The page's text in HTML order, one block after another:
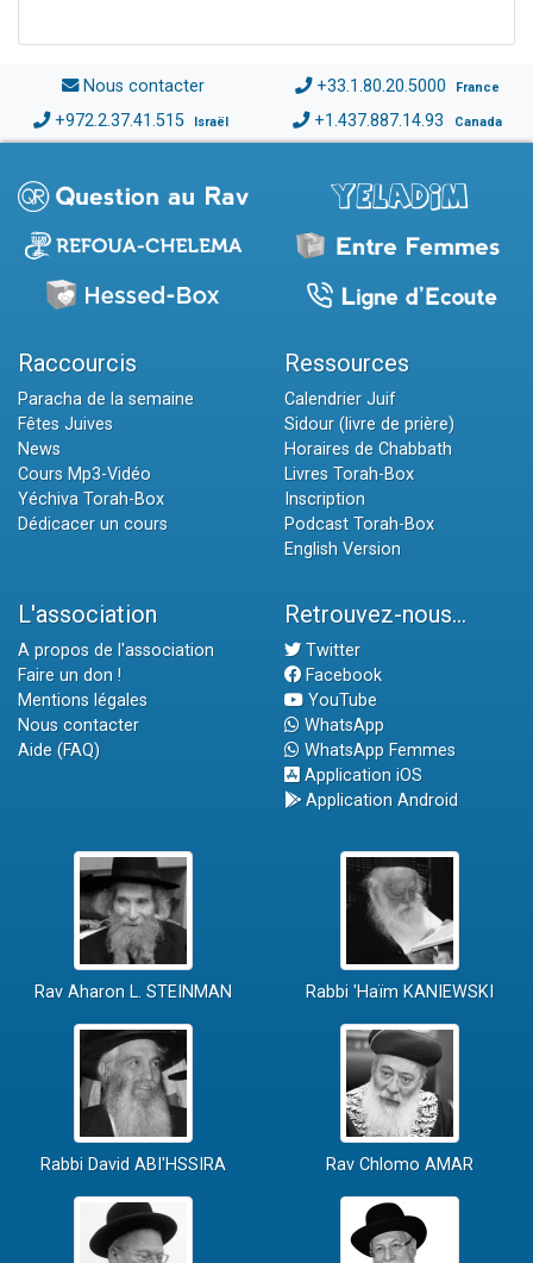
Nous contacter +33.1.80.20.5000 France
+972.2.37.41.515 Israël +1.437.887.14.93 Canada
Raccourcis
Paracha de la semaine
Fêtes Juives
News
Cours Mp3-Vidéo
Yéchiva Torah-Box
Dédicacer un cours
Ressources
Calendrier Juif
Sidour (livre de prière)
Horaires de Chabbath
Livres Torah-Box
Inscription
Podcast Torah-Box
English Version
L'association
A propos de l'association
Faire un don !
Mentions légales
Nous contacter
Aide (FAQ)
Retrouvez-nous...
Twitter
Facebook
YouTube
WhatsApp
WhatsApp Femmes
Application iOS
Application Android
Rav Aharon L. STEINMAN Rabbi 'Haïm KANIEWSKI
Rabbi David ABI'HSSIRA Rav Chlomo AMAR